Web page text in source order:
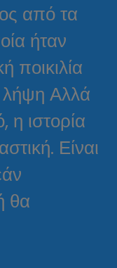
από τα
ήταν
ποικιλία
Αλλά
ιστορία
Είναι
θα